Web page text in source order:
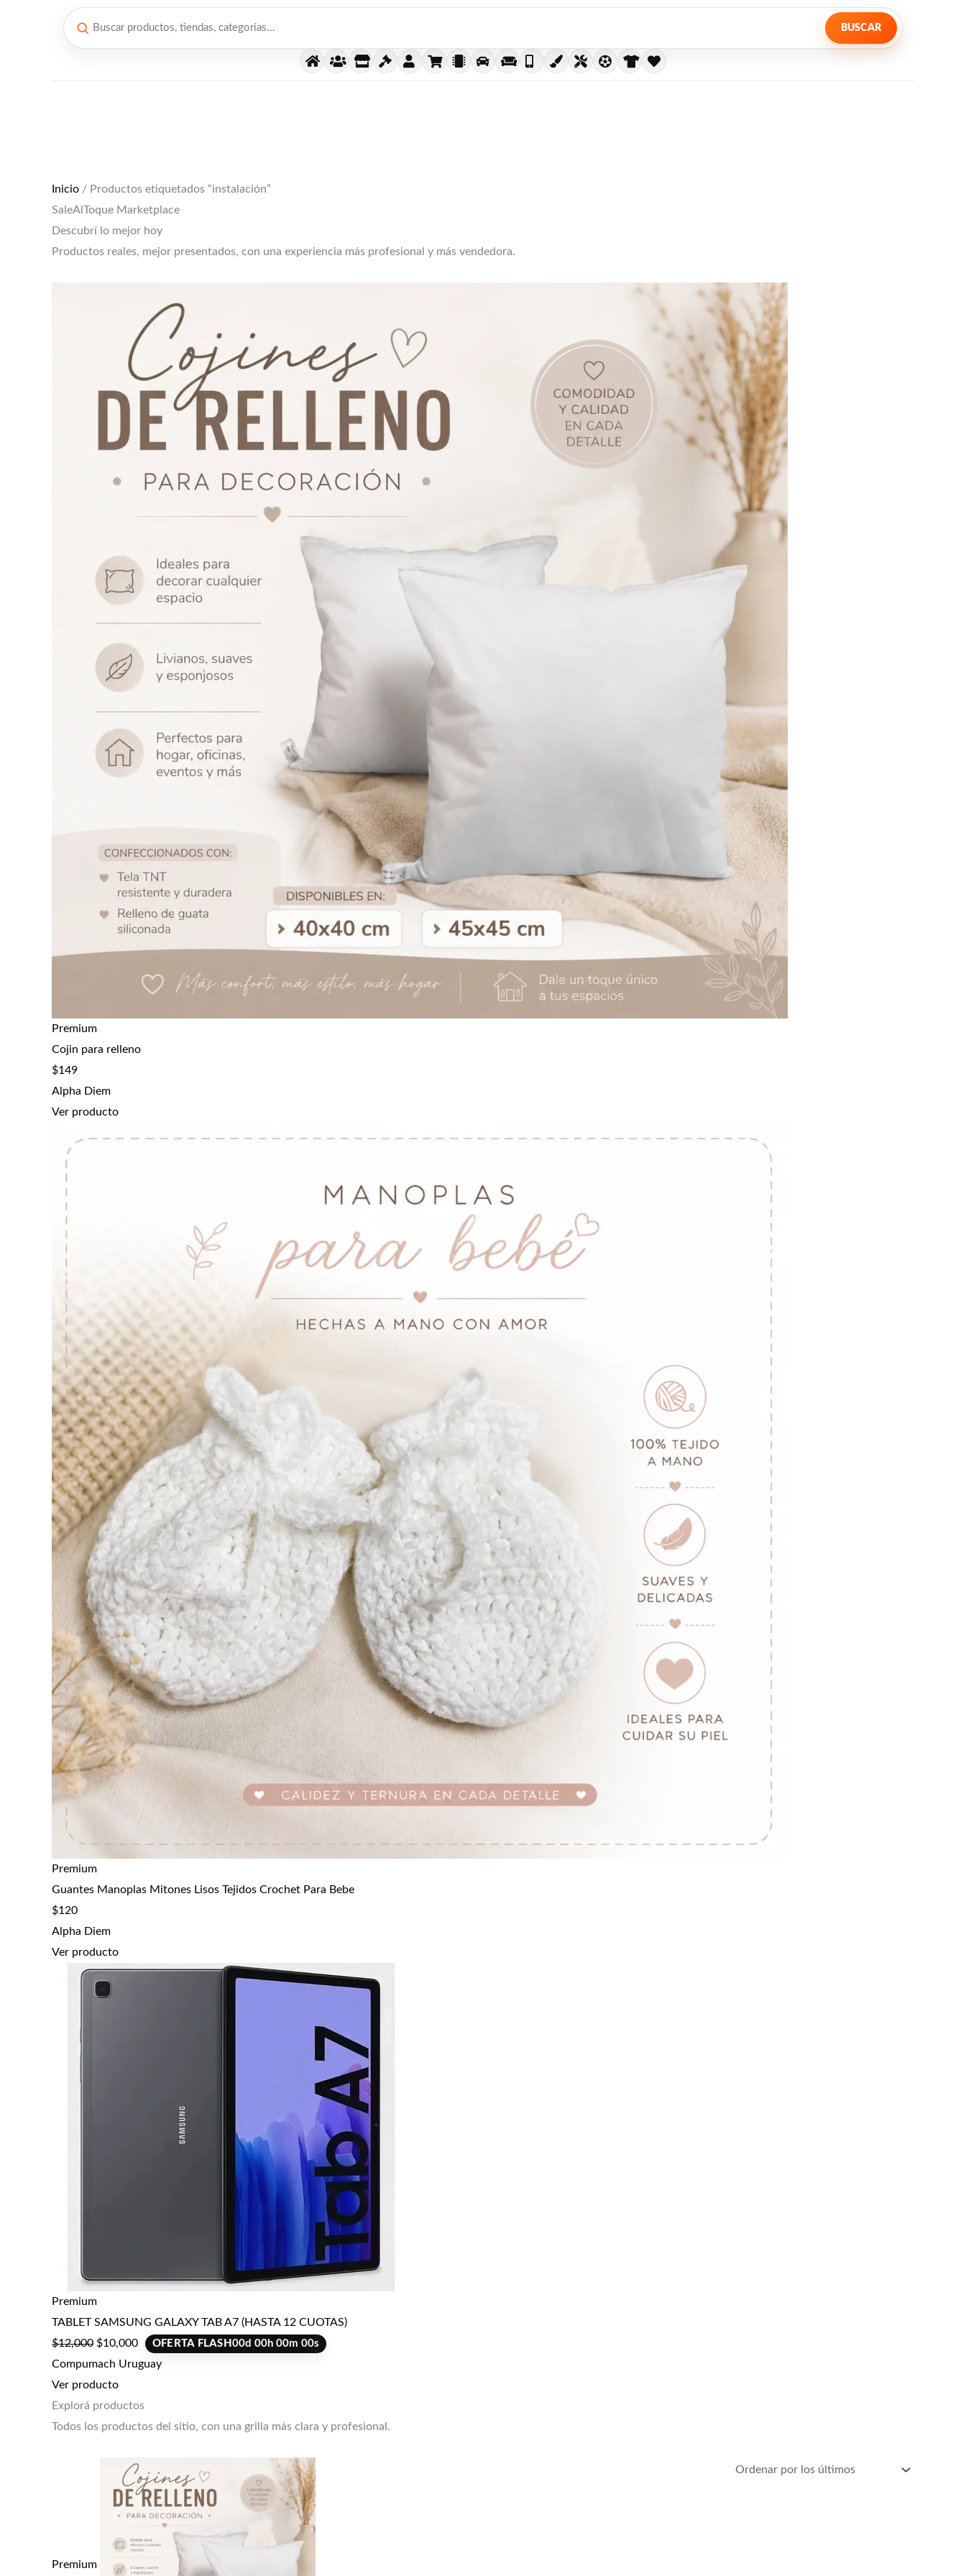
BUSCAR
Inicio / Productos etiquetados “instalación”
SaleAlToque Marketplace
Descubrí lo mejor hoy
Productos reales, mejor presentados, con una experiencia más profesional y más vendedora.
Premium
Cojin para relleno
$149
Alpha Diem
Ver producto
Premium
Guantes Manoplas Mitones Lisos Tejidos Crochet Para Bebe
$120
Alpha Diem
Ver producto
Premium
TABLET SAMSUNG GALAXY TAB A7 (HASTA 12 CUOTAS)
$12,000 $10,000 OFERTA FLASH 00d 00h 00m 00s
Compumach Uruguay
Ver producto
Explorá productos
Todos los productos del sitio, con una grilla más clara y profesional.
Premium